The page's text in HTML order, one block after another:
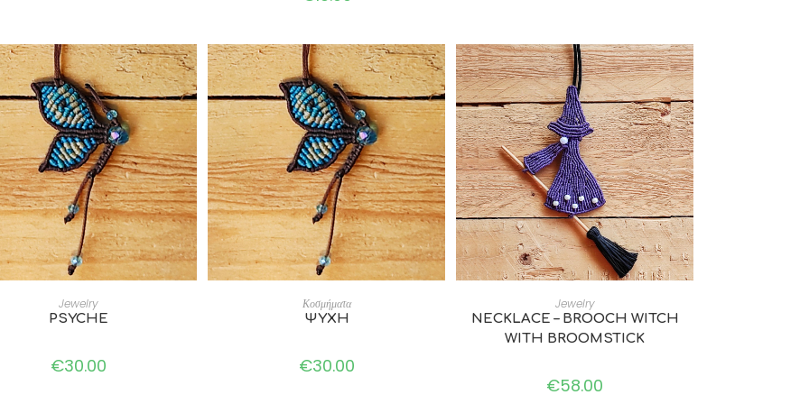
ADD TO CART
Jewelry
PSYCHE
€30.00
ADD TO CART
Κοσμήματα
ΨΥΧΗ
€30.00
ADD TO CART
Jewelry
NECKLACE – BROOCH WITCH
WITH BROOMSTICK
€58.00